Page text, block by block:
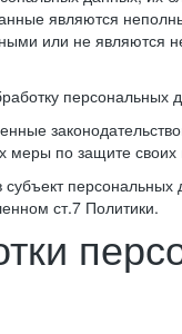
являются
или не являются
персональных
меры по защите своих
ст.7 Политики.